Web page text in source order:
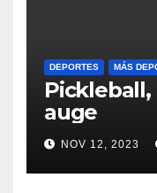
DEPORTES MÁS
auge
NOV 12, 2023